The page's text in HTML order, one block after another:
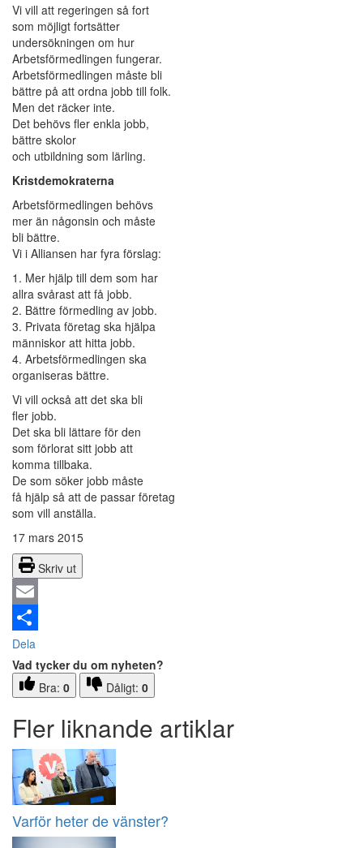
Vi vill att regeringen så fort
som möjligt fortsätter
undersökningen om hur
Arbetsförmedlingen fungerar.
Arbetsförmedlingen måste bli
bättre på att ordna jobb till folk.
Men det räcker inte.
Det behövs fler enkla jobb,
bättre skolor
och utbildning som lärling.
Kristdemokraterna
Arbetsförmedlingen behövs
mer än någonsin och måste
bli bättre.
Vi i Alliansen har fyra förslag:
1. Mer hjälp till dem som har
allra svårast att få jobb.
2. Bättre förmedling av jobb.
3. Privata företag ska hjälpa
människor att hitta jobb.
4. Arbetsförmedlingen ska
organiseras bättre.
Vi vill också att det ska bli
fler jobb.
Det ska bli lättare för den
som förlorat sitt jobb att
komma tillbaka.
De som söker jobb måste
få hjälp så att de passar företag
som vill anställa.
17 mars 2015
Skriv ut
Email
Dela
Vad tycker du om nyheten?
Bra: 0 Dåligt: 0
Fler liknande artiklar
Varför heter de vänster?